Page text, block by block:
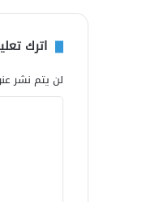
اترك
لن يتم نشر